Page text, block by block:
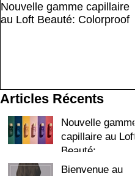
Nouvelle gamme capillaire
au Loft Beauté: Colorproof
Articles Récents
Nouvelle gamme
capillaire au Loft
Beauté:
Colorproof
Bienvenue au